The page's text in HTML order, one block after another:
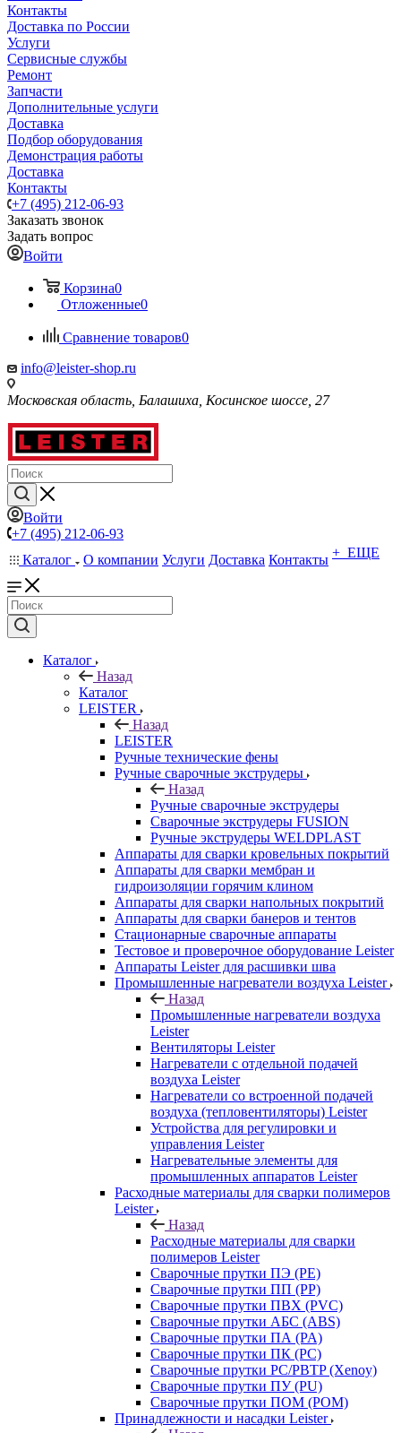
Контакты
Доставка по России
Услуги
Сервисные службы
Ремонт
Запчасти
Дополнительные услуги
Доставка
Подбор оборудования
Демонстрация работы
Доставка
Контакты
+7 (495) 212-06-93
Заказать звонок
Задать вопрос
Войти
Корзина0
Отложенные0
Сравнение товаров0
info@leister-shop.ru
Московская область, Балашиха, Косинское шоссе, 27
Войти
+7 (495) 212-06-93
Каталог
О компании Услуги Доставка Контакты + ЕЩЕ
Каталог
Назад
Каталог
LEISTER
Назад
LEISTER
Ручные технические фены
Ручные сварочные экструдеры
Назад
Ручные сварочные экструдеры
Сварочные экструдеры FUSION
Ручные экструдеры WELDPLAST
Аппараты для сварки кровельных покрытий
Аппараты для сварки мембран и
гидроизоляции горячим клином
Аппараты для сварки напольных покрытий
Аппараты для сварки банеров и тентов
Стационарные сварочные аппараты
Тестовое и проверочное оборудование Leister
Аппараты Leister для расшивки шва
Промышленные нагреватели воздуха Leister
Назад
Промышленные нагреватели воздуха
Leister
Вентиляторы Leister
Нагреватели с отдельной подачей
воздуха Leister
Нагреватели со встроенной подачей
воздуха (тепловентиляторы) Leister
Устройства для регулировки и
управления Leister
Нагревательные элементы для
промышленных аппаратов Leister
Расходные материалы для сварки полимеров
Leister
Назад
Расходные материалы для сварки
полимеров Leister
Сварочные прутки ПЭ (PE)
Сварочные прутки ПП (PP)
Сварочные прутки ПВХ (PVC)
Сварочные прутки АБС (ABS)
Сварочные прутки ПА (PA)
Сварочные прутки ПК (PC)
Сварочные прутки PC/PBTP (Xenoy)
Сварочные прутки ПУ (PU)
Сварочные прутки ПОМ (POM)
Принадлежности и насадки Leister